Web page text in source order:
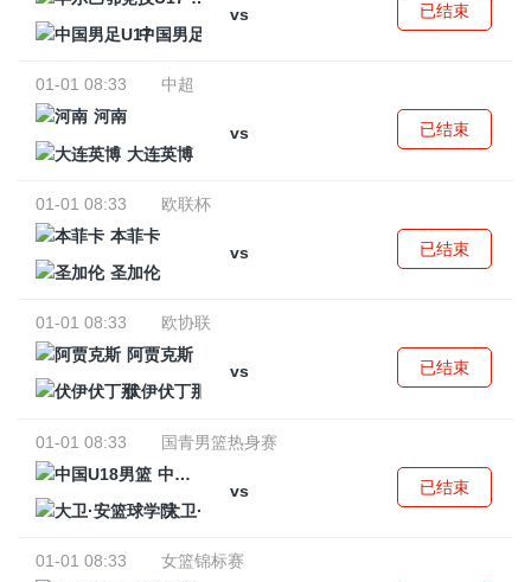
vs
中国男足U17
已结束
01-01 08:33
中超
河南
vs
大连英博
已结束
01-01 08:33
欧联杯
本菲卡
vs
圣加伦
已结束
01-01 08:33
欧协联
阿贾克斯
vs
伏伊伏丁那
已结束
01-01 08:33
国青男篮热身赛
中国U18男篮
vs
大卫·安篮球学院
已结束
01-01 08:33
女篮锦标赛